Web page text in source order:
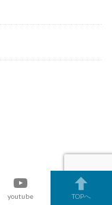
youtube TOPへ